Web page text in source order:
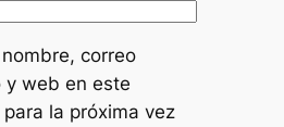
correo
y web en este
la próxima vez